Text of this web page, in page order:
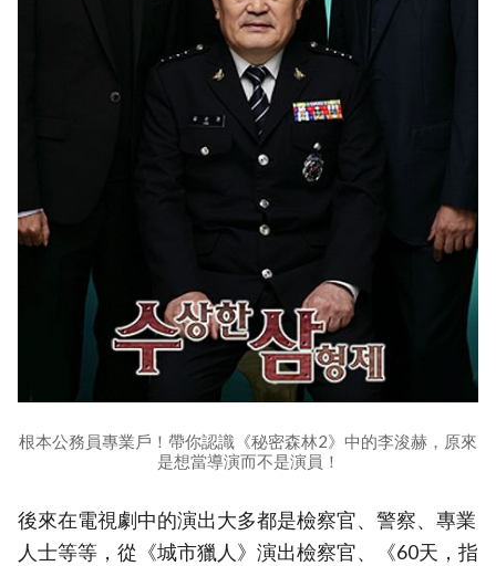
根本公務員專業戶！帶你認識《秘密森林2》中的李浚赫，原來
是想當導演而不是演員！
後來在電視劇中的演出大多都是檢察官、警察、專業
人士等等，從《城市獵人》演出檢察官、《60天，指